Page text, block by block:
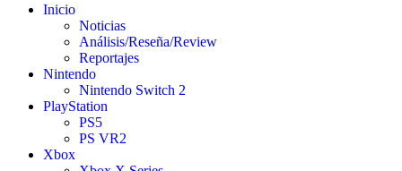
Inicio
Noticias
Análisis/Reseña/Review
Reportajes
Nintendo
Nintendo Switch 2
PlayStation
PS5
PS VR2
Xbox